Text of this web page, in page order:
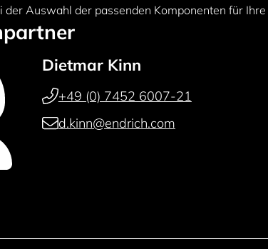
der Auswahl der passenden Komponenten für
Dietmar Kinn
+49 (0) 7452 6007-21
d.kinn@endrich.com